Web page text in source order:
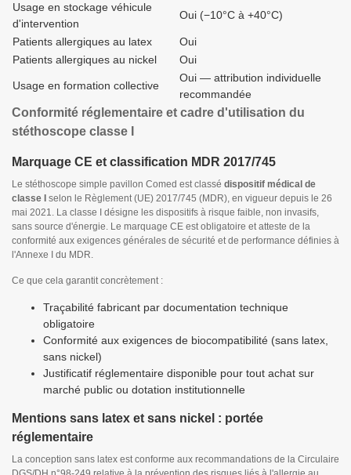
Usage en stockage véhicule
d'intervention
Oui (−10°C à +40°C)
Patients allergiques au latex
Oui
Patients allergiques au nickel
Oui
Usage en formation collective
Oui — attribution individuelle
recommandée
Conformité réglementaire et cadre d'utilisation du
stéthoscope classe I
Marquage CE et classification MDR 2017/745
Le stéthoscope simple pavillon Comed est classé dispositif médical de
classe I
selon le Règlement (UE) 2017/745 (MDR), en vigueur depuis le 26
mai 2021. La classe I désigne les dispositifs à risque faible, non invasifs,
sans source d'énergie. Le marquage CE est obligatoire et atteste de la
conformité aux exigences générales de sécurité et de performance définies à
l'Annexe I du MDR.
Ce que cela garantit concrètement :
Traçabilité fabricant par documentation technique
obligatoire
Conformité aux exigences de biocompatibilité (sans latex,
sans nickel)
Justificatif réglementaire disponible pour tout achat sur
marché public ou dotation institutionnelle
Mentions sans latex et sans nickel : portée
réglementaire
La conception sans latex est conforme aux recommandations de la Circulaire